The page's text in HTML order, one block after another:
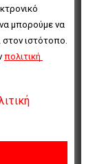
μπορούμε να
ιστότοπο.
πολιτική